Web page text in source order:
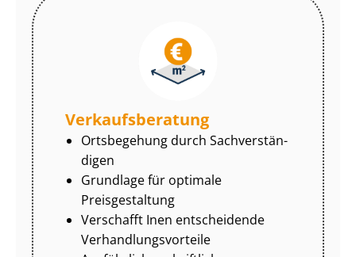
Ver­kaufs­be­ra­tung
Ortsbegehung durch Sach­ver­stän­
di­gen
Grundlage für optimale
Preisgestaltung
Verschafft Inen entscheidende
Ver­hand­lungs­vor­tei­le